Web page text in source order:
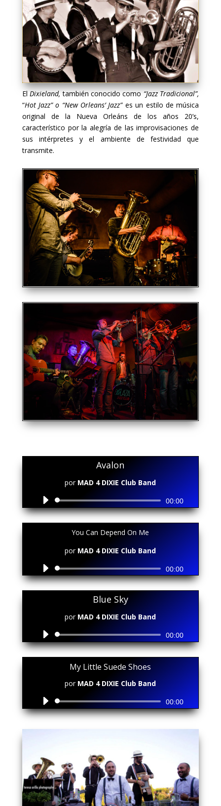
ElDixieland,también conocido como “Jazz Tradicional”,
“Hot Jazz” o “New Orleans’ Jazz” es un estilo de música
original de la Nueva Orleáns de los años 20’s,
característico por la alegría de las improvisaciones de
sus intérpretes y el ambiente de festividad que
transmite.
Avalon
por MAD 4 DIXIE Club Band
Reproductor
de
audio
00:00
You Can Depend On Me
por MAD 4 DIXIE Club Band
Reproductor
de
audio
00:00
Blue Sky
por MAD 4 DIXIE Club Band
Reproductor
de
audio
00:00
My Little Suede Shoes
por MAD 4 DIXIE Club Band
Reproductor
de
00:00